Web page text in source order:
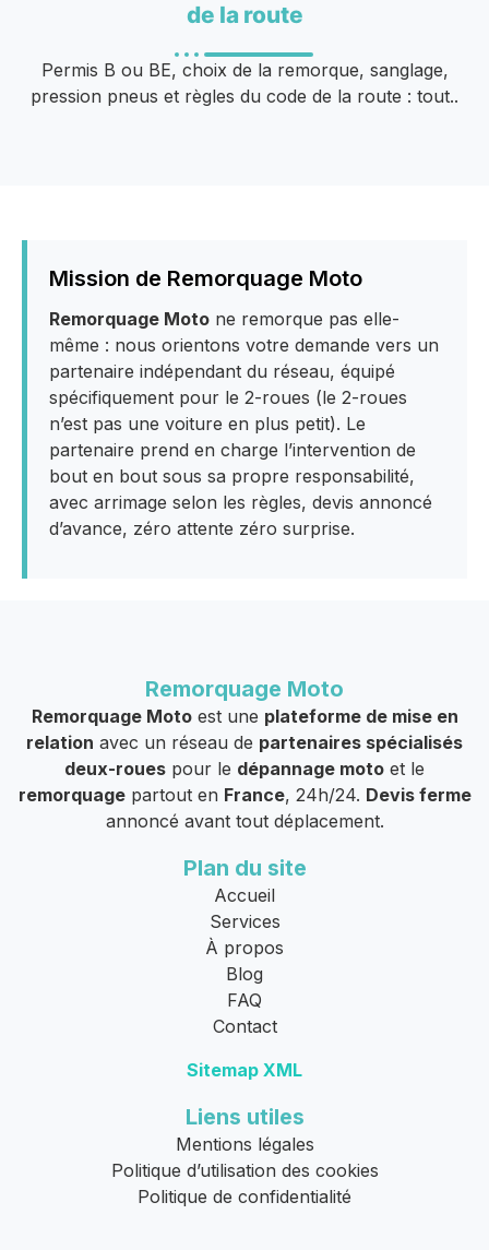
de la route
Permis B ou BE, choix de la remorque, sanglage,
pression pneus et règles du code de la route : tout..
Mission de Remorquage Moto
Remorquage Moto ne remorque pas elle-
même : nous orientons votre demande vers un
partenaire indépendant du réseau, équipé
spécifiquement pour le 2-roues (le 2-roues
n’est pas une voiture en plus petit). Le
partenaire prend en charge l’intervention de
bout en bout sous sa propre responsabilité,
avec arrimage selon les règles, devis annoncé
d’avance, zéro attente zéro surprise.
Remorquage Moto
Remorquage Motoest une plateforme de mise en
relation avec un réseau de partenaires spécialisés
deux-roues pour le dépannage moto et le
remorquagepartout en France, 24h/24. Devis ferme
annoncé avant tout déplacement.
Plan du site
Accueil
Services
À propos
Blog
FAQ
Contact
Sitemap XML
Liens utiles
Mentions légales
Politique d’utilisation des cookies
Politique de confidentialité